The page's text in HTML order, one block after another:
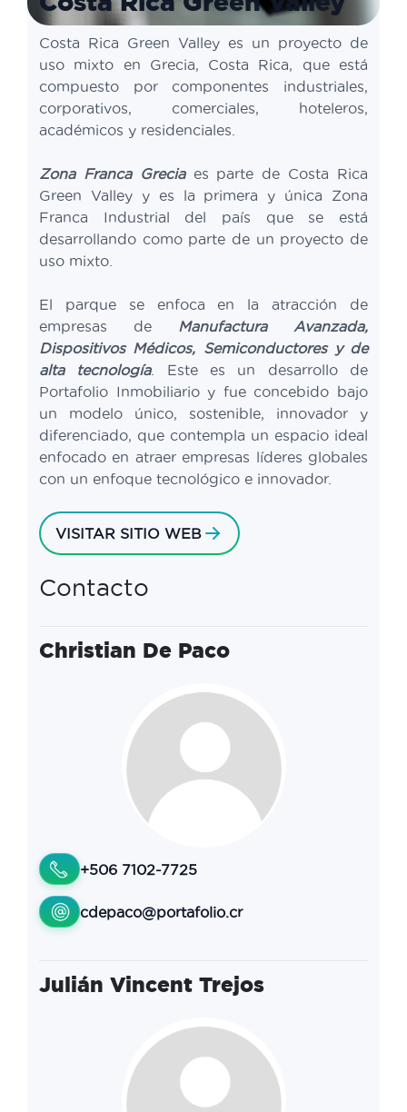
Costa Rica Green Valley es un proyecto de
uso mixto en Grecia, Costa Rica, que está
compuesto por componentes industriales,
corporativos, comerciales, hoteleros,
académicos y residenciales.
Zona Franca Greciaes parte de Costa Rica
Green Valley y es la primera y única Zona
Franca Industrial del país que se está
desarrollando como parte de un proyecto de
uso mixto.
El parque se enfoca en la atracción de
empresas de
Manufactura Avanzada,
Dispositivos Médicos, Semiconductores y de
alta tecnología. Este es un desarrollo de
Portafolio Inmobiliario y fue concebido bajo
un modelo único, sostenible, innovador y
diferenciado, que contempla un espacio ideal
enfocado en atraer empresas líderes globales
con un enfoque tecnológico e innovador.
VISITAR SITIO WEB
Contacto
Christian De Paco
+506 7102-7725
cdepaco@portafolio.cr
Julián Vincent Trejos